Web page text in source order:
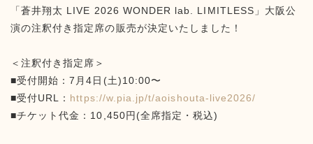
「蒼井翔太 LIVE 2026 WONDER lab. LIMITLESS」大阪公
演の注釈付き指定席の販売が決定いたしました！
＜注釈付き指定席＞
■受付開始：7月4日(土)10:00〜
■受付URL： https://w.pia.jp/t/aoishouta-live2026/
■チケット代金：10,450円(全席指定・税込)